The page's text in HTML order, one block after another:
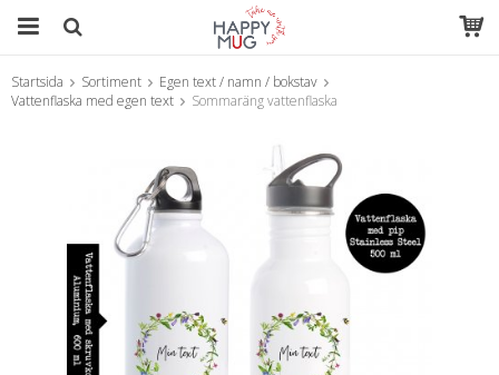
Produkten har blivit tillagd i varukorgen
Startsida Sortiment
Egen text / namn / bokstav
Vattenflaska med egen text
Sommaräng vattenflaska